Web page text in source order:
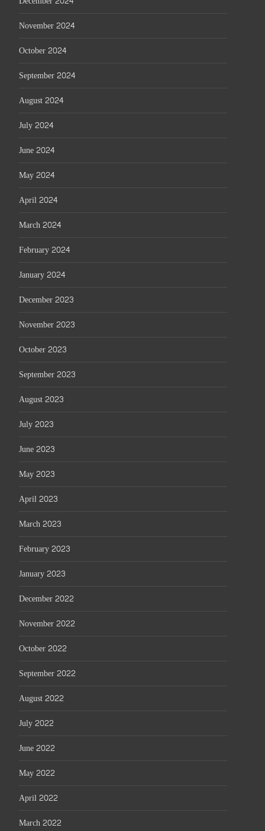
November 2024
October 2024
September 2024
August 2024
July 2024
June 2024
May 2024
April 2024
March 2024
February 2024
January 2024
December 2023
November 2023
October 2023
September 2023
August 2023
July 2023
June 2023
May 2023
April 2023
March 2023
February 2023
January 2023
December 2022
November 2022
October 2022
September 2022
August 2022
July 2022
June 2022
May 2022
April 2022
March 2022